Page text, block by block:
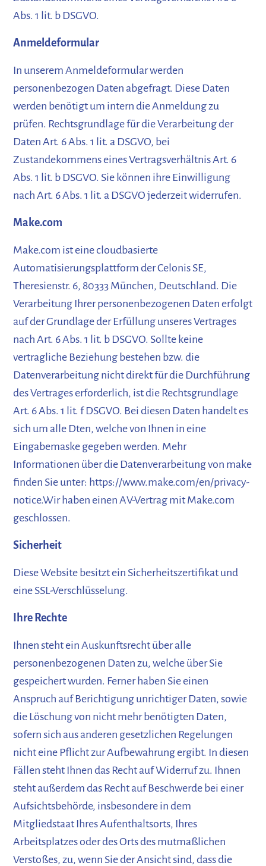
Abs. 1 lit. b DSGVO.
Anmeldeformular
In unserem Anmeldeformular werden
personenbezogen Daten abgefragt. Diese Daten
werden benötigt um intern die Anmeldung zu
prüfen. Rechtsgrundlage für die Verarbeitung der
Daten Art. 6 Abs. 1 lit. a DSGVO, bei
Zustandekommens eines Vertragsverhältnis Art. 6
Abs. 1 lit. b DSGVO. Sie können ihre Einwilligung
nach Art. 6 Abs. 1 lit. a DSGVO jederzeit widerrufen.
Make.com
Make.com ist eine cloudbasierte
Automatisierungsplattform der Celonis SE,
Theresienstr. 6, 80333 München, Deutschland. Die
Verarbeitung Ihrer personenbezogenen Daten erfolgt
auf der Grundlage der Erfüllung unseres Vertrages
nach Art. 6 Abs. 1 lit. b DSGVO. Sollte keine
vertragliche Beziehung bestehen bzw. die
Datenverarbeitung nicht direkt für die Durchführung
des Vertrages erforderlich, ist die Rechtsgrundlage
Art. 6 Abs. 1 lit. f DSGVO. Bei diesen Daten handelt es
sich um alle Dten, welche von Ihnen in eine
Eingabemaske gegeben werden. Mehr
Informationen über die Datenverarbeitung von make
finden Sie unter: https://www.make.com/en/privacy-
notice.Wir haben einen AV-Vertrag mit Make.com
geschlossen.
Sicherheit
Diese Website besitzt ein Sicherheitszertifikat und
eine SSL-Verschlüsselung.
Ihre Rechte
Ihnen steht ein Auskunftsrecht über alle
personenbezogenen Daten zu, welche über Sie
gespeichert wurden. Ferner haben Sie einen
Anspruch auf Berichtigung unrichtiger Daten, sowie
die Löschung von nicht mehr benötigten Daten,
sofern sich aus anderen gesetzlichen Regelungen
nicht eine Pflicht zur Aufbewahrung ergibt. In diesen
Fällen steht Ihnen das Recht auf Widerruf zu. Ihnen
steht außerdem das Recht auf Beschwerde bei einer
Aufsichtsbehörde, insbesondere in dem
Mitgliedstaat Ihres Aufenthaltsorts, Ihres
Arbeitsplatzes oder des Orts des mutmaßlichen
Verstoßes, zu, wenn Sie der Ansicht sind, dass die